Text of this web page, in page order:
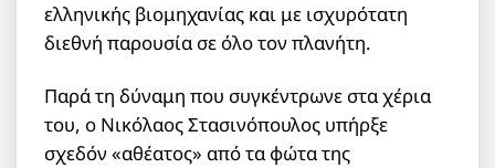
ελληνικής βιομηχανίας και με ισχυρότατη
διεθνή παρουσία σε όλο τον πλανήτη.
Παρά τη δύναμη που συγκέντρωνε στα χέρια
του, ο Νικόλαος Στασινόπουλος υπήρξε
σχεδόν «αθέατος» από τα φώτα της